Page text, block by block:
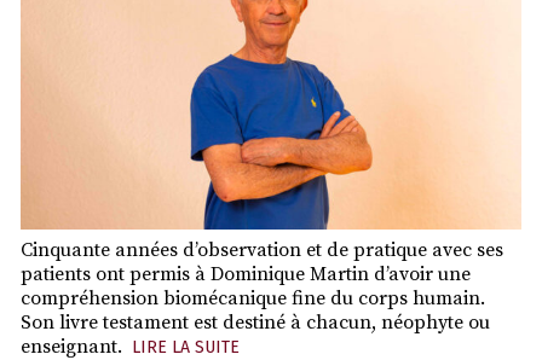
Cinquante années d’observation et de pratique avec ses
patients ont permis à Dominique Martin d’avoir une
compréhension biomécanique fine du corps humain.
Son livre testament est destiné à chacun, néophyte ou
enseignant. LIRE LA SUITE